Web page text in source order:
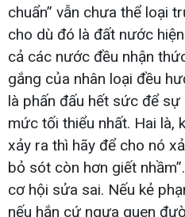
chuẩn” vẫn chưa thể loại
cho dù đó là đất nước
cả các nước đều nhận
gắng của nhân loại đều
là phấn đấu hết sức để sự
mức tối thiểu nhất. Hai là,
xảy ra thì hãy để cho nó
bỏ sót còn hơn giết
cơ hội sửa sai. Nếu kẻ
nếu hắn cứ ngựa quen